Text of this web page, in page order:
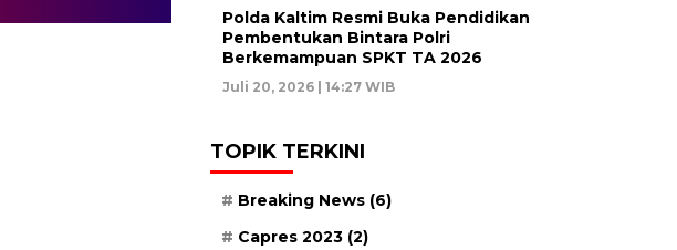
Polda Kaltim Resmi Buka Pendidikan
Pembentukan Bintara Polri
Berkemampuan SPKT TA 2026
Juli 20, 2026 | 14:27 WIB
TOPIK TERKINI
Breaking News (6)
Capres 2023 (2)